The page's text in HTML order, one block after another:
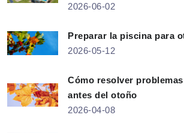
2026-06-02
Preparar la piscina para
2026-05-12
Cómo resolver
antes del otoño
2026-04-08